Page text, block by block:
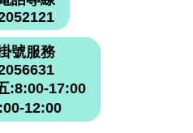
號服務
:8:00-17:00
12:00